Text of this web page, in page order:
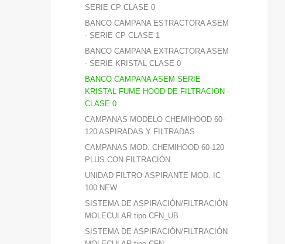
SERIE CP CLASE 0
BANCO CAMPANA ESTRACTORA ASEM
- SERIE CP CLASE 1
BANCO CAMPANA EXTRACTORA ASEM
- SERIE KRISTAL CLASE 0
BANCO CAMPANA ASEM SERIE
KRISTAL FUME HOOD DE FILTRACION -
CLASE 0
CAMPANAS MODELO CHEMIHOOD 60-
120 ASPIRADAS Y FILTRADAS
CAMPANAS MOD. CHEMIHOOD 60-120
PLUS CON FILTRACIÓN
UNIDAD FILTRO-ASPIRANTE MOD. IC
100 NEW
SISTEMA DE ASPIRACIÓN/FILTRACIÓN
MOLECULAR tipo CFN_UB
SISTEMA DE ASPIRACIÓN/FILTRACIÓN